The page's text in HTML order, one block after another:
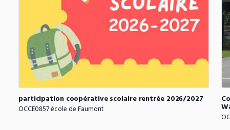
participation coopérativescolaire rentrée 2026​/​2027
OCCE0857 école de Faumont